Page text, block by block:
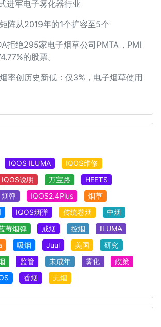
进军电子雾化器行业
阵从2019年的1个扩容至5个
拒绝295家电子烟草公司PMTA，PMI
的股票。
率创历史新低：仅3%，电子烟草使用
IQOS ILUMA
IQOS维修
IQOS说明 万宝路
HEETS
烟弹 IQOS2.4Plus
烟草
IQOS烟弹 传统卷烟
中烟
莓烟弹 戒烟 控烟
ILUMA
吸烟 Juul 美国
研究
监管 未成年 雾化
政策
香烟 无烟